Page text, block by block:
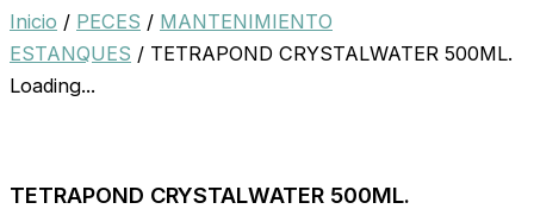
Inicio / PECES / MANTENIMIENTO
ESTANQUES / TETRAPOND CRYSTALWATER 500ML.
Loading...
TETRAPOND CRYSTALWATER 500ML.